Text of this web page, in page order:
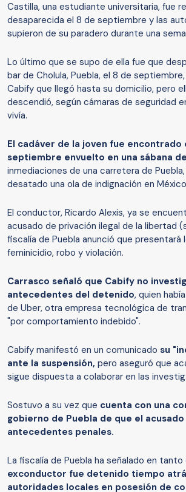
Castilla, una estudiante universitaria, fue
desaparecida el 8 de septiembre y las
supieron de su paradero durante una
Lo último que se supo de ella fue que
bar de Cholula, Puebla, el 8 de
Cabify que llegó hasta su domicilio, pero
descendió, según cámaras de seguridad
vivía.
El cadáver de la joven fue encontrado
septiembre envuelto en una sábana
inmediaciones de una carretera de
desatado una ola de indignación en
El conductor, Ricardo Alexis, ya se
acusado de privación ilegal de la libertad
fiscalía de Puebla anunció que presentará
feminicidio, robo y violación.
Carrasco señaló que Cabify no
antecedentes del detenido, quien
de Uber, otra empresa tecnológica de
"por comportamiento indebido".
Cabify manifestó en un comunicado su
ante la suspensión, pero aseguró que
sigue dispuesta a colaborar en las
Sostuvo a su vez que cuenta con una
gobierno de Puebla de que el
antecedentes penales.
La fiscalía de Puebla ha señalado en tanto
exconductor fue detenido tiempo
autoridades locales en posesión de